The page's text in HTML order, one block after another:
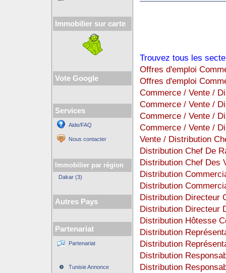
Immobilier sur carte
Vote Google
Services
Aide/FAQ
Nous contacter
Immobilier par région
Dakar (3)
Autres Pays
Partenariat
Partenariat
Tunisie Annonce
Trouvez tous les
Offres d'emploi
Offres d'emploi
Commerce / Vente /
Commerce / Vente /
Commerce / Vente /
Commerce / Vente /
Vente / Distribution
Distribution Chef De
Distribution Chef Des
Distribution
Distribution
Distribution Directeur
Distribution Directeur
Distribution Hôtesse
Distribution
Distribution
Distribution
Distribution